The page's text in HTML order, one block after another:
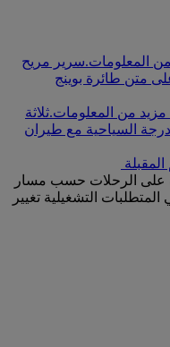
المعلومات.سرير مريح
متن طائرة بوينج
مزيد من المعلومات.ثلاثة
السياحية مع طيران
على الرحلات حسب مسار
التشغيلية تغيير